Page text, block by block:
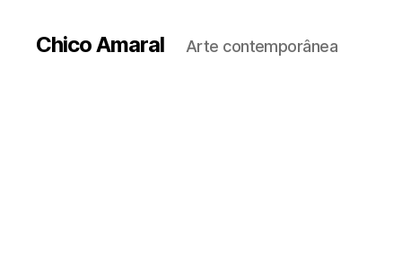
Chico Amaral Arte contemporânea